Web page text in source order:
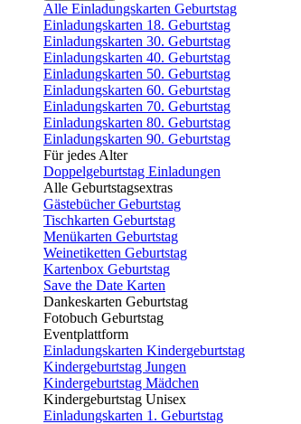
Alle Einladungskarten Geburtstag
Einladungskarten 18. Geburtstag
Einladungskarten 30. Geburtstag
Einladungskarten 40. Geburtstag
Einladungskarten 50. Geburtstag
Einladungskarten 60. Geburtstag
Einladungskarten 70. Geburtstag
Einladungskarten 80. Geburtstag
Einladungskarten 90. Geburtstag
Für jedes Alter
Doppelgeburtstag Einladungen
Alle Geburtstagsextras
Gästebücher Geburtstag
Tischkarten Geburtstag
Menükarten Geburtstag
Weinetiketten Geburtstag
Kartenbox Geburtstag
Save the Date Karten
Dankeskarten Geburtstag
Fotobuch Geburtstag
Eventplattform
Einladungskarten Kindergeburtstag
Kindergeburtstag Jungen
Kindergeburtstag Mädchen
Kindergeburtstag Unisex
Einladungskarten 1. Geburtstag